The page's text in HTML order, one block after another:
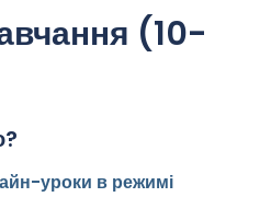
(10-
уроки в режимі